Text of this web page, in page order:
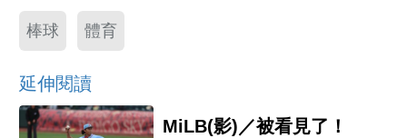
棒球 體育
延伸閱讀
MiLB(影)／被看見了！